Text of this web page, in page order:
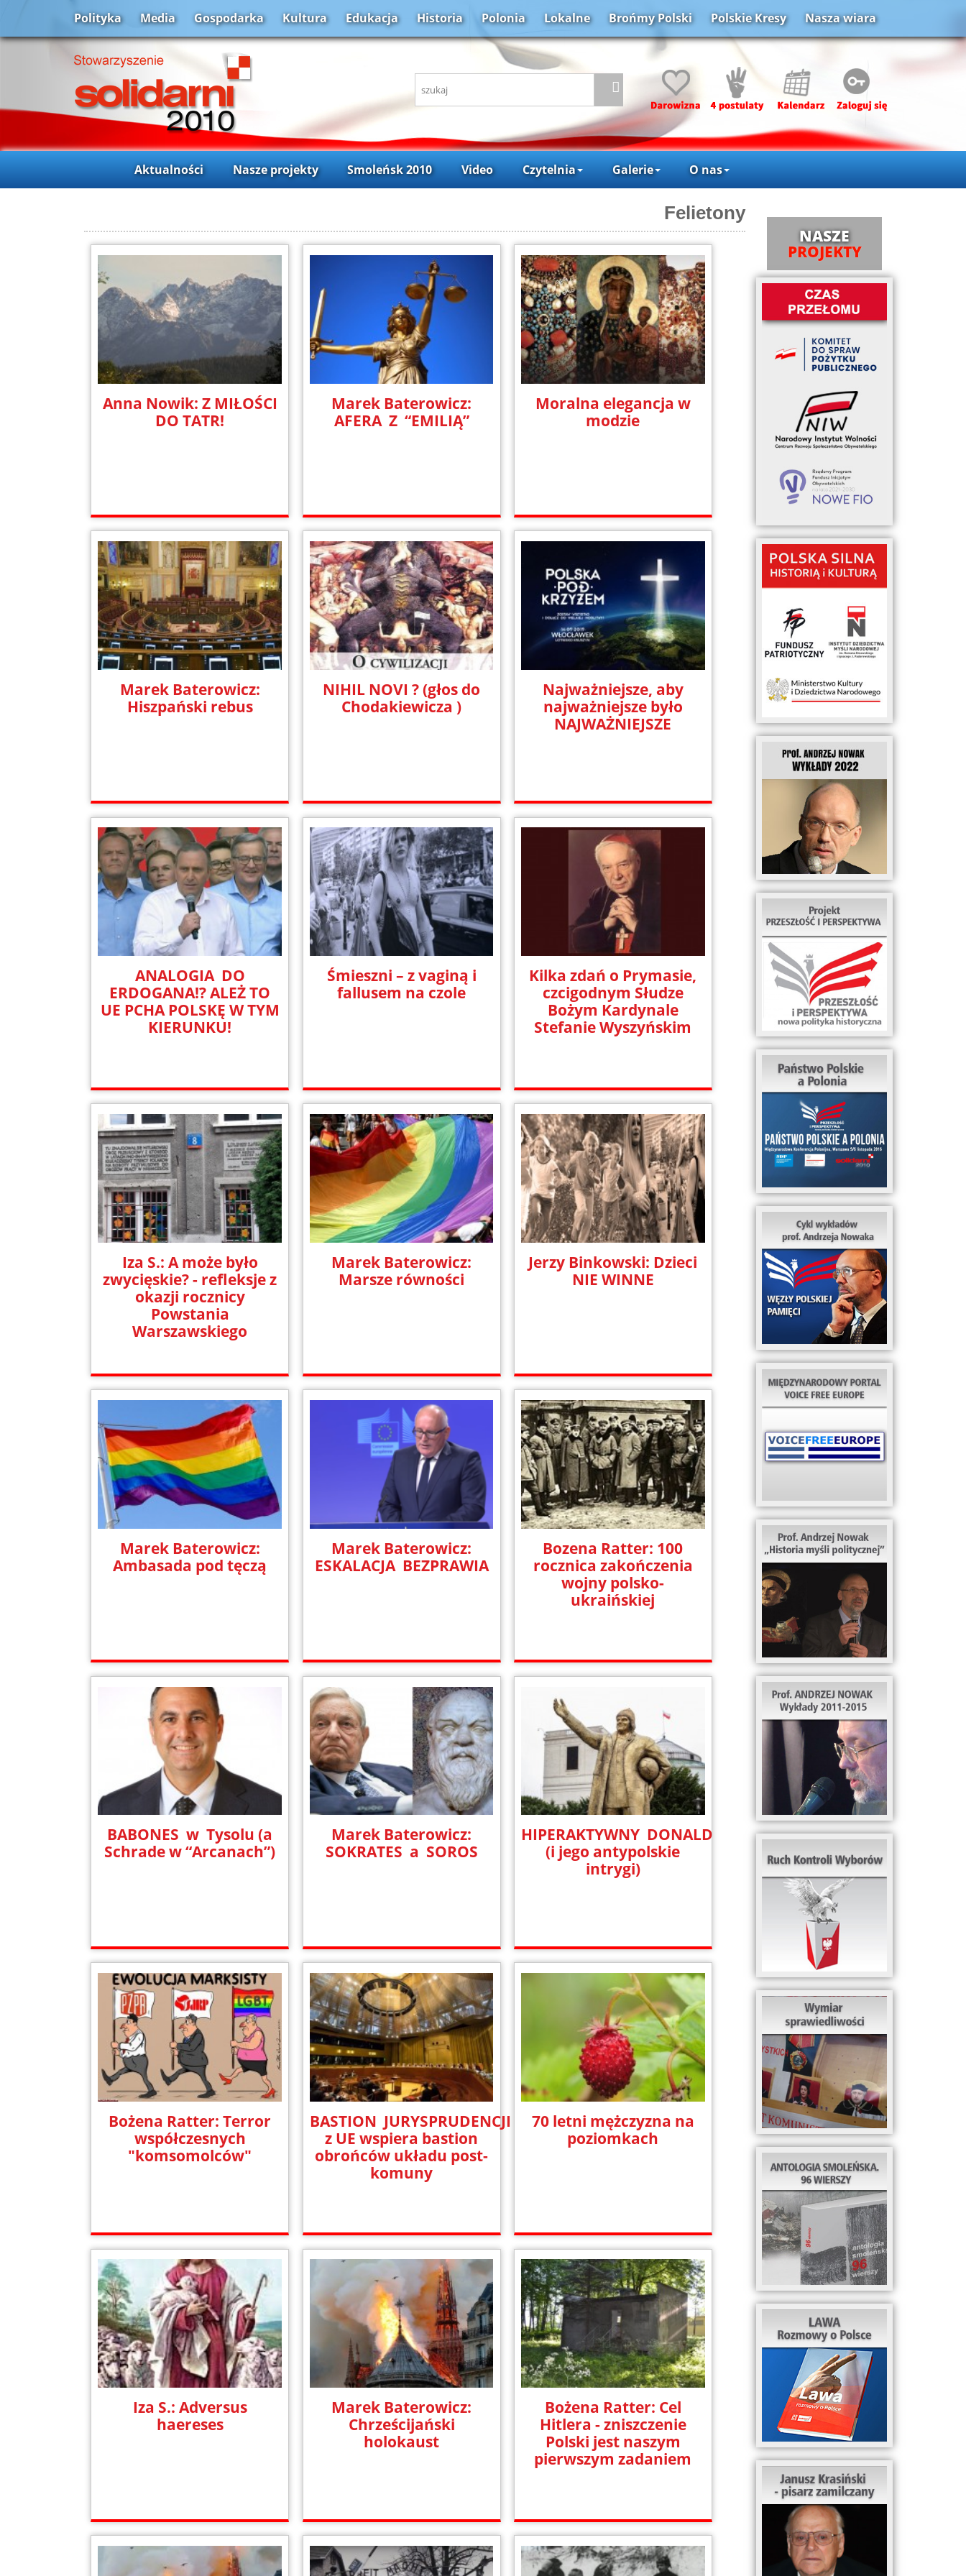
Polityka Media Gospodarka Kultura Edukacja Historia Polonia Lokalne Brońmy Polski Polskie Kresy Nasza wiara
Aktualności Nasze projekty Smoleńsk 2010 Video Czytelnia Galerie O nas
Felietony
Anna Nowik: Z MIŁOŚCI
DO TATR!
Marek Baterowicz:
AFERA Z “EMILIĄ”
Moralna elegancja w
modzie
Marek Baterowicz:
Hiszpański rebus
NIHIL NOVI ? (głos do
Chodakiewicza )
Najważniejsze, aby
najważniejsze było
NAJWAŻNIEJSZE
ANALOGIA DO
ERDOGANA!? ALEŻ TO
UE PCHA POLSKĘ W TYM
KIERUNKU!
Śmieszni – z vaginą i
fallusem na czole
Kilka zdań o Prymasie,
czcigodnym Słudze
Bożym Kardynale
Stefanie Wyszyńskim
Iza S.: A może było
zwycięskie? - refleksje z
okazji rocznicy
Powstania
Warszawskiego
Marek Baterowicz:
Marsze równości
Jerzy Binkowski: Dzieci
NIE WINNE
Marek Baterowicz:
Ambasada pod tęczą
Marek Baterowicz:
ESKALACJA BEZPRAWIA
Bozena Ratter: 100
rocznica zakończenia
wojny polsko-
ukraińskiej
BABONES w Tysolu (a
Schrade w “Arcanach”)
Marek Baterowicz:
SOKRATES a SOROS
HIPERAKTYWNY DONALD
(i jego antypolskie
intrygi)
Bożena Ratter: Terror
współczesnych
"komsomolców"
BASTION JURYSPRUDENCJI
z UE wspiera bastion
obrońców układu post-
komuny
70 letni mężczyzna na
poziomkach
Iza S.: Adversus
haereses
Marek Baterowicz:
Chrześcijański
holokaust
Bożena Ratter: Cel
Hitlera - zniszczenie
Polski jest naszym
pierwszym zadaniem
NASZE
PROJEKTY